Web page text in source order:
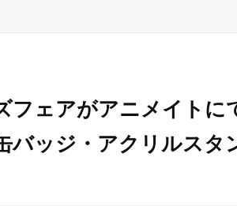
フェアがアニメイトに
バッジ・アクリルスタ